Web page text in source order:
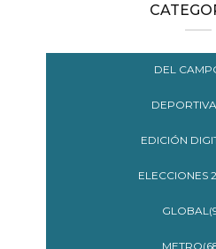
DEL
EDICIÓN
ELECCIONES